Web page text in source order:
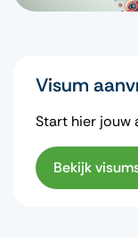
Visum
Start hier jouw
Bekijk